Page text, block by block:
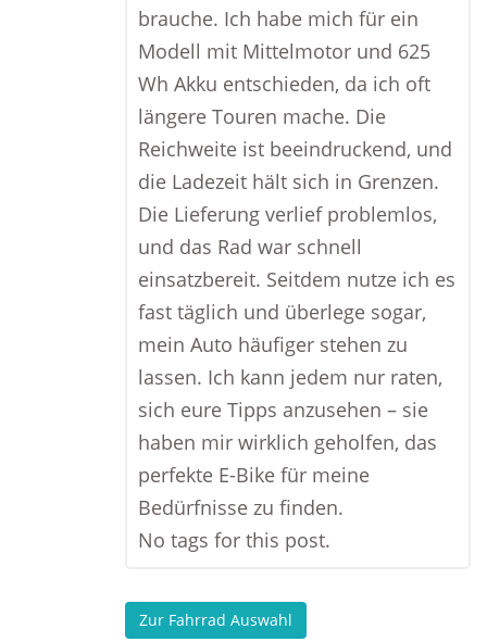
brauche. Ich habe mich für ein
Modell mit Mittelmotor und 625
Wh Akku entschieden, da ich oft
längere Touren mache. Die
Reichweite ist beeindruckend, und
die Ladezeit hält sich in Grenzen.
Die Lieferung verlief problemlos,
und das Rad war schnell
einsatzbereit. Seitdem nutze ich es
fast täglich und überlege sogar,
mein Auto häufiger stehen zu
lassen. Ich kann jedem nur raten,
sich eure Tipps anzusehen – sie
haben mir wirklich geholfen, das
perfekte E-Bike für meine
Bedürfnisse zu finden.
No tags for this post.
Zur Fahrrad Auswahl